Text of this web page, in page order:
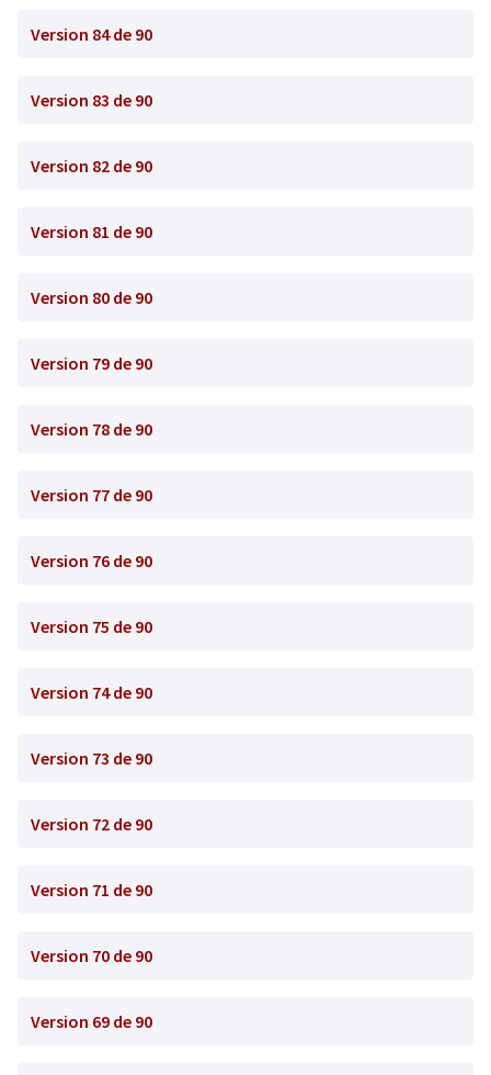
Version 84 de 90
Version 83 de 90
Version 82 de 90
Version 81 de 90
Version 80 de 90
Version 79 de 90
Version 78 de 90
Version 77 de 90
Version 76 de 90
Version 75 de 90
Version 74 de 90
Version 73 de 90
Version 72 de 90
Version 71 de 90
Version 70 de 90
Version 69 de 90